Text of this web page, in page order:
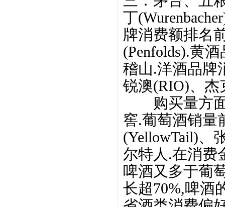
丁
牌消费额排名
(Penfolds).黄
稽山.洋酒品牌
锐澳(RIO)、杰
购买量方面,
窖.葡萄酒销量
(YellowTail)、
尔特人.在消费
啤酒又多于葡
长超70%,啤酒